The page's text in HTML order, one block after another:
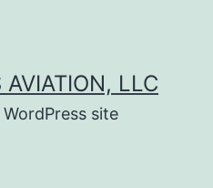
AVIATION, LLC
site